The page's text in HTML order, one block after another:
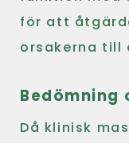
för att
orsakerna till
Bedömning
Då klinisk